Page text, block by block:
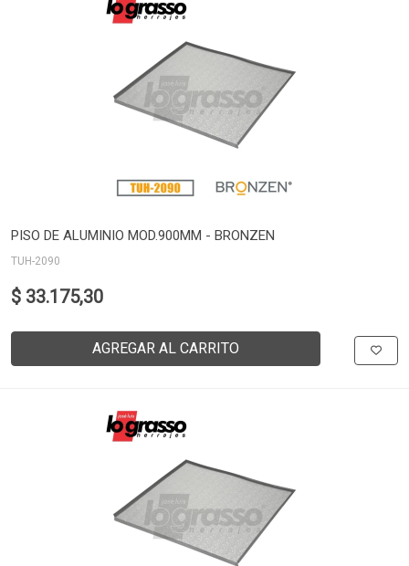
PISO DE ALUMINIO MOD.900MM - BRONZEN
TUH-2090
$ 33.175,30
AGREGAR AL CARRITO